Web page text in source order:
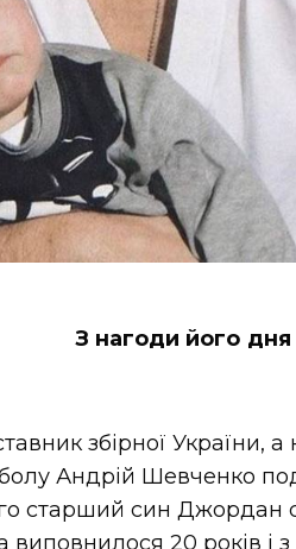
З нагоди його
збірної України, а
Андрій Шевченко
старший син Джордан
виповнилося 20 років і